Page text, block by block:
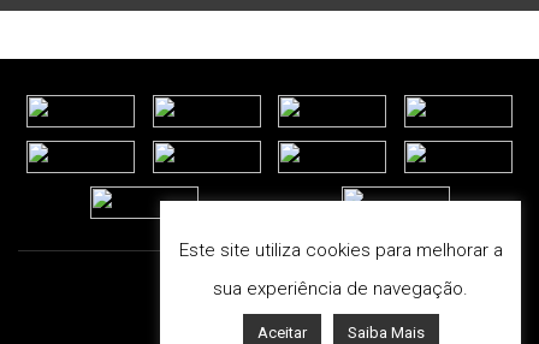
Este site utiliza cookies para melhorar a
sua experiência de navegação.
Aceitar Saiba Mais